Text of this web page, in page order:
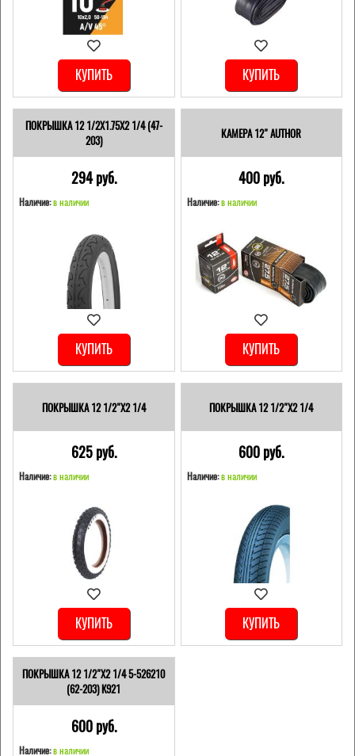
КУПИТЬ КУПИТЬ
ПОКРЫШКА 12 1/2X1.75X2 1/4 (47-
203)
294 pуб.
Наличие:в наличии
КУПИТЬ
КАМЕРА 12" AUTHOR
400 pуб.
Наличие: в наличии
КУПИТЬ
ПОКРЫШКА 12 1/2"Х2 1/4
625 pуб.
Наличие:в наличии
КУПИТЬ
ПОКРЫШКА 12 1/2"Х2 1/4
600 pуб.
Наличие: в наличии
КУПИТЬ
ПОКРЫШКА 12 1/2"Х2 1/4 5-526210
(62-203) K921
600 pуб.
Наличие:в наличии